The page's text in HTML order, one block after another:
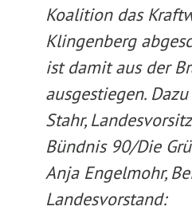
Koalition das
Klingenberg
ist damit aus der
ausgestiegen.
Stahr,
Bündnis 90/Die
Anja Engelmohr,
Landesvorstand: